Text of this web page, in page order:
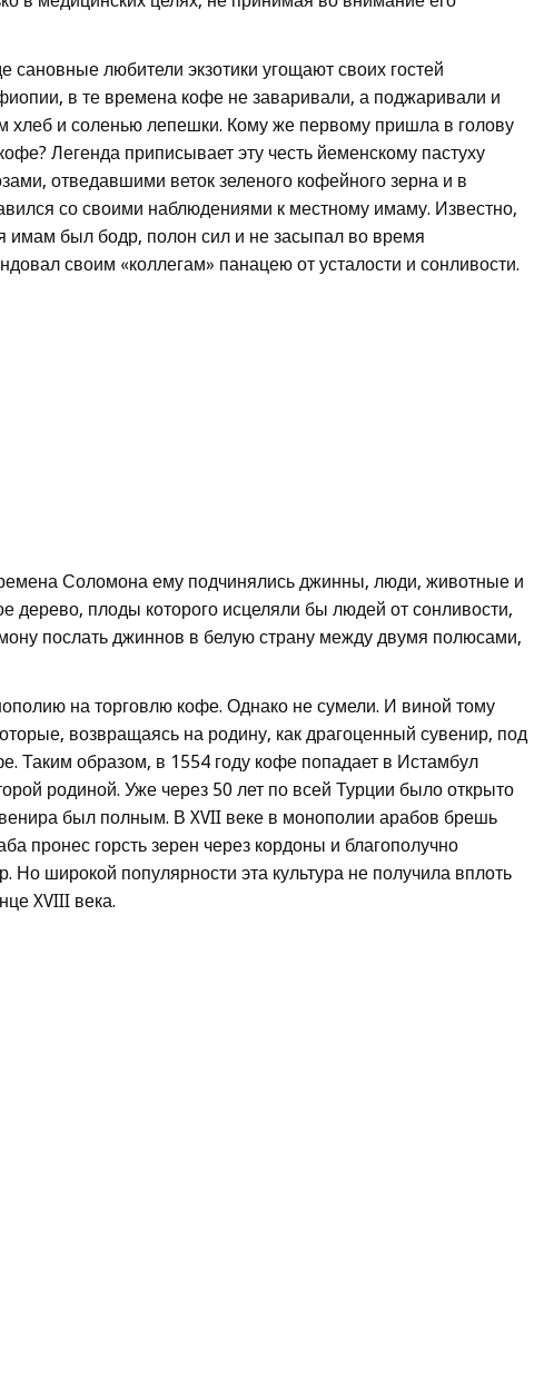
сановные любители экзотики угощают своих гостей
в те времена кофе не заваривали, а поджаривали и
хлеб и соленью лепешки. Кому же первому пришла в голову
Легенда приписывает эту честь йеменскому пастуху
отведавшими веток зеленого кофейного зерна и в
со своими наблюдениями к местному имаму. Известно,
имам был бодр, полон сил и не засыпал во время
своим «коллегам» панацею от усталости и сонливости.
Соломона ему подчинялись джинны, люди, животные и
дерево, плоды которого исцеляли бы людей от сонливости,
послать джиннов в белую страну между двумя полюсами,
на торговлю кофе. Однако не сумели. И виной тому
возвращаясь на родину, как драгоценный сувенир, под
Таким образом, в 1554 году кофе попадает в Истамбул
родиной. Уже через 50 лет по всей Турции было открыто
был полным. В XVII веке в монополии арабов брешь
пронес горсть зерен через кордоны и благополучно
широкой популярности эта культура не получила вплоть
XVIII века.